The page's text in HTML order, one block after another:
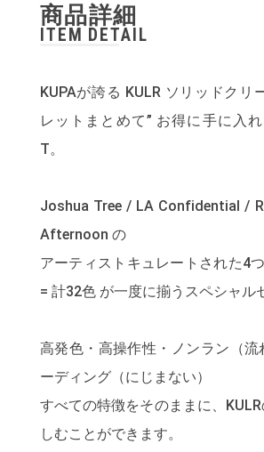
商品詳細
ITEM DETAIL
KUPAが誇る KULR ソリッドクリ
レットまとめて” お得に手に入
T。
Joshua Tree / LA Confidential /
Afternoon の
アーティストキュレートされた4
= 計32色 が一度に揃うスペシャル
高発色・高操作性・ノンラン（流
ーディング（にじまない）
すべての特徴をそのままに、
しむことができます。